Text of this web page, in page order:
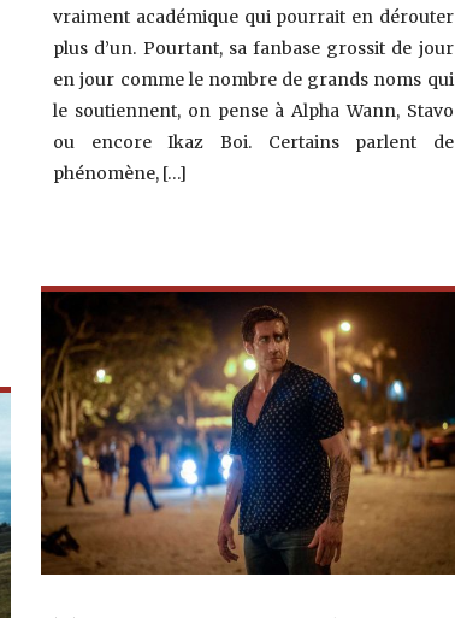
vraiment académique qui pourrait en dérouter
plus d’un. Pourtant, sa fanbase grossit de jour
en jour comme le nombre de grands noms qui
le soutiennent, on pense à Alpha Wann, Stavo
ou encore Ikaz Boi. Certains parlent de
phénomène, […]